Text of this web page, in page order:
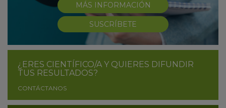
MÁS INFORMACIÓN
SUSCRÍBETE
¿ERES CIENTÍFICO/A Y QUIERES DIFUNDIR
TUS RESULTADOS?
CONTÁCTANOS